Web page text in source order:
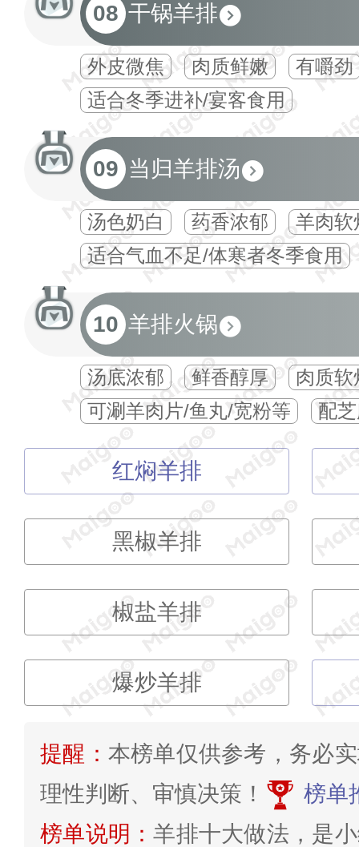
08 干锅羊排
外皮微焦 肉质鲜嫩
有嚼劲
适合冬季进补/宴客食用
09 当归羊排汤
汤色奶白 药香浓郁
羊肉软
适合气血不足/体寒者冬季食用
10 羊排火锅
汤底浓郁 鲜香醇厚
肉质软
可涮羊肉片/鱼丸/宽粉等
配
红焖羊排
黑椒羊排
椒盐羊排
爆炒羊排
提醒： 本榜单仅供参考，务必
理性判断、审慎决策！
榜单
榜单说明：羊排十大做法，是